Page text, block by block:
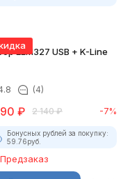
ELM327 USB + K-Line
(4)
₽ 2 140 ₽ -7%
Бонусных рублей за покупку:
59.76руб.
Предзаказ